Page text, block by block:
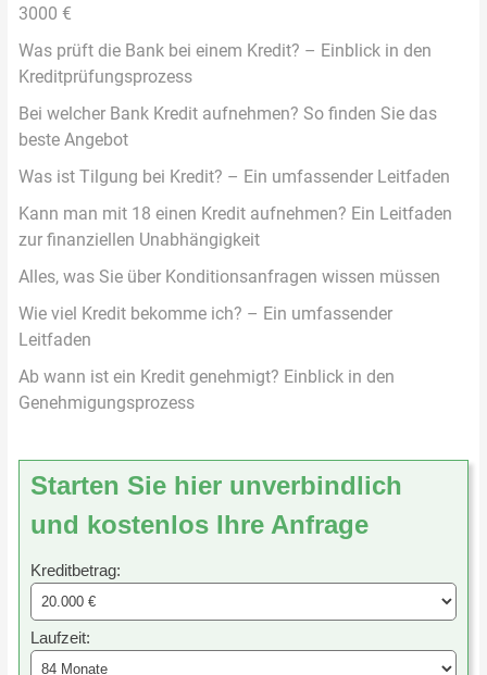
3000 €
Was prüft die Bank bei einem Kredit? – Einblick in den
Kreditprüfungsprozess
Bei welcher Bank Kredit aufnehmen? So finden Sie das
beste Angebot
Was ist Tilgung bei Kredit? – Ein umfassender Leitfaden
Kann man mit 18 einen Kredit aufnehmen? Ein Leitfaden
zur finanziellen Unabhängigkeit
Alles, was Sie über Konditionsanfragen wissen müssen
Wie viel Kredit bekomme ich? – Ein umfassender
Leitfaden
Ab wann ist ein Kredit genehmigt? Einblick in den
Genehmigungsprozess
Starten Sie hier unverbindlich
und kostenlos Ihre Anfrage
Kreditbetrag:
Laufzeit: